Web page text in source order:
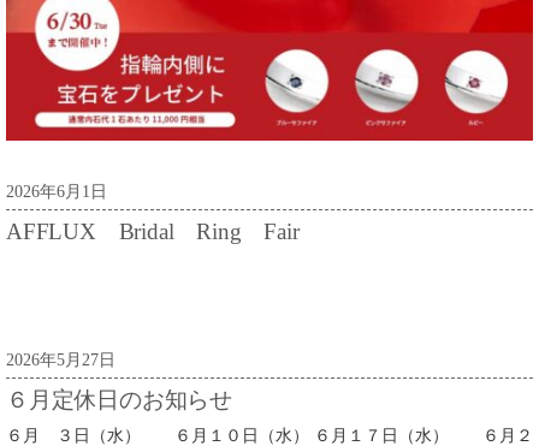
2026年6月1日
AFFLUX Bridal Ring Fair
2026年5月27日
６月定休日のお知らせ
６月 ３日（水） ６月１０日（水） ６月１７日（水） ６月２